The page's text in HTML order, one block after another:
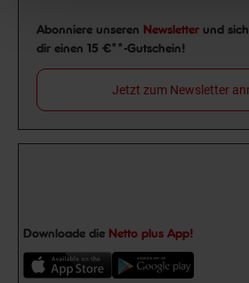
Newsletter Anmeldung
Abonniere unseren Newsletter und
dir einen 15 €**-Gutschein!
Jetzt zum Newsletter
Downloade die Netto plus App!